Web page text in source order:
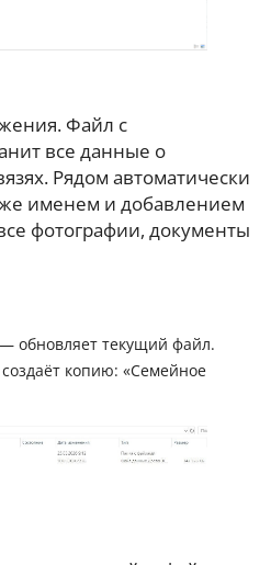
Файл с
все данные о
Рядом автоматически
же именем и добавлением
фотографии, документы
обновляет текущий файл.
копию: «Семейное